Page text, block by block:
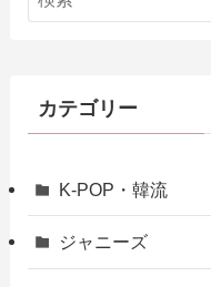
カテゴリー
K-POP・韓流
ジャニーズ